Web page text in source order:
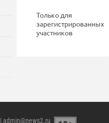
Только для
зарегистрированных
участников
| admin@news2.ru